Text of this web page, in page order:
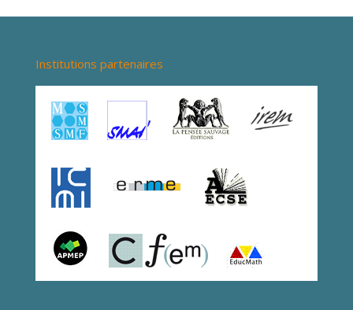
Institutions partenaires